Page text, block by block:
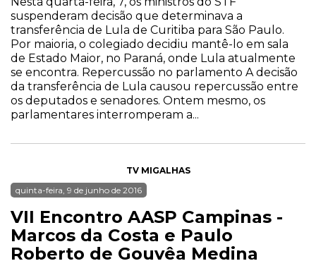
suspenderam decisão que determinava a
transferência de Lula de Curitiba para São Paulo.
Por maioria, o colegiado decidiu mantê-lo em sala
de Estado Maior, no Paraná, onde Lula atualmente
se encontra. Repercussão no parlamento A decisão
da transferência de Lula causou repercussão entre
os deputados e senadores. Ontem mesmo, os
parlamentares interromperam a...
TV MIGALHAS
quinta-feira, 9 de junho de 2016
VII Encontro AASP Campinas -
Marcos da Costa e Paulo
Roberto de Gouvêa Medina